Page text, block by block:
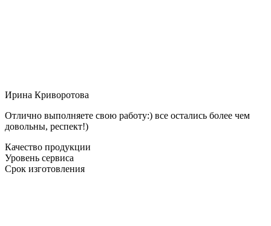
Ирина Криворотова
Отлично выполняете свою работу:) все остались более чем
довольны, респект!)
Качество продукции
Уровень сервиса
Срок изготовления